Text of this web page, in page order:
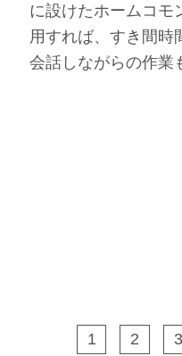
に設けたホームコモ
用すれば、すき間時
会話しながらの作業
1 2 3